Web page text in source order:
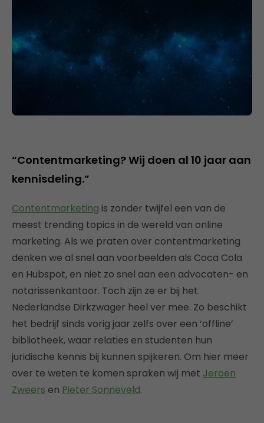
“Contentmarketing? Wij doen al 10 jaar aan
kennisdeling.”
Contentmarketing is zonder twijfel een van de
meest trending topics in de wereld van online
marketing. Als we praten over contentmarketing
denken we al snel aan voorbeelden als Coca Cola
en Hubspot, en niet zo snel aan een advocaten- en
notarissenkantoor. Toch zijn ze er bij het
Nederlandse Dirkzwager heel ver mee. Zo beschikt
het bedrijf sinds vorig jaar zelfs over een ‘offline’
bibliotheek, waar relaties en studenten hun
juridische kennis bij kunnen spijkeren. Om hier meer
over te weten te komen spraken wij met Jeroen
Zweers en Pieter Sonneveld.